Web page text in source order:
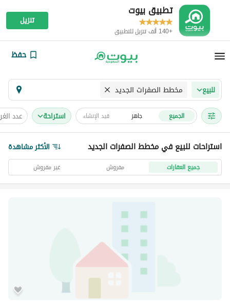
تطبيق بيوت
+140 ألف تنزيل للتطبيق
تنزيل
حفظ
للبيع مخطط الصفرات الجديد
الجميع جاهز قيد الإنشاء استراحة عدد
استراحات للبيع في مخطط الصفرات الجديد الأكثر مشاهدة
جميع العقارات مفروش غير مفروش